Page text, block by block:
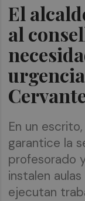
El
al
En un
garantice la
profesorado
instalen
ejecutan